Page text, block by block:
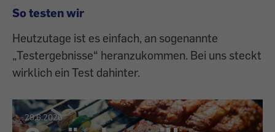
So testen wir
Heutzutage ist es einfach, an sogenannte
„Testergebnisse“ heranzukommen. Bei uns steckt
wirklich ein Test dahinter.
29.6.2026